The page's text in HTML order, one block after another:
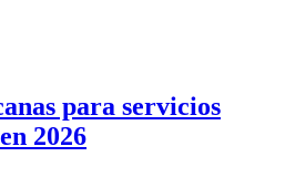
para servicios
2026